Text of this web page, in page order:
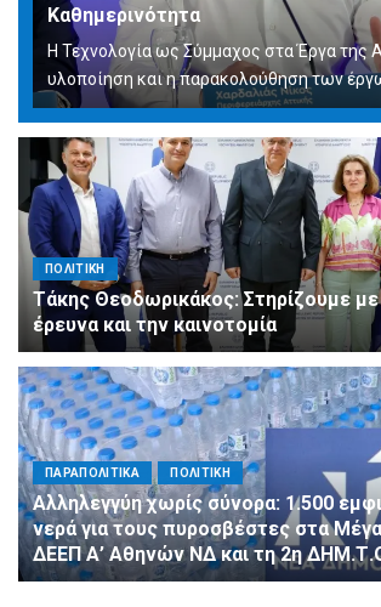
Καθημερινότητα
Η Τεχνολογία ως Σύμμαχος στα Έργα της
υλοποίηση και η παρακολούθηση των
ΠΟΛΙΤΙΚΗ
Τάκης Θεοδωρικάκος: Στηρίζουμε με
έρευνα και την καινοτομία
ΠΑΡΑΠΟΛΙΤΙΚΑ ΠΟΛΙΤΙΚΗ
Αλληλεγγύη χωρίς σύνορα: 1.500
νερά για τους πυροσβέστες στα
ΔΕΕΠ Α’ Αθηνών ΝΔ και τη 2η